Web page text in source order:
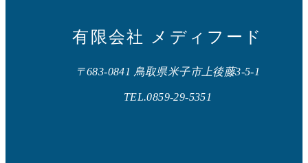
有限会社 メディフード
〒683-0841 鳥取県米子市上後藤3-5-1
TEL.0859-29-5351